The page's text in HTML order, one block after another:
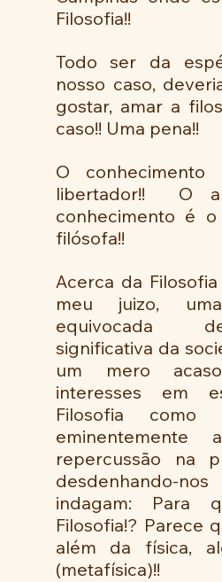
Filosofia!!
Todo ser da
nosso caso,
gostar, amar a
caso!! Uma pena!!
O conhecimento
libertador!!  O
conhecimento é
filósofa!!
Acerca da
meu juizo,
equivocada
significativa da
um mero
interesses em
Filosofia como
eminentemente
repercussão na
desdenhando-nos
indagam: Para
Filosofia!? Parece
além da física,
(metafísica)!!